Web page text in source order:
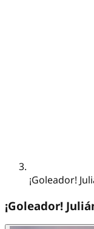
¡Goleador!
¡Goleador!